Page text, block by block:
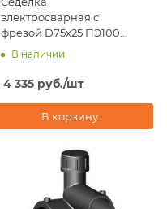
электросварная с
фрезой D75х25 ПЭ100
SDR 11 Eurostandard
В наличии
4 335 руб./шт
В корзину